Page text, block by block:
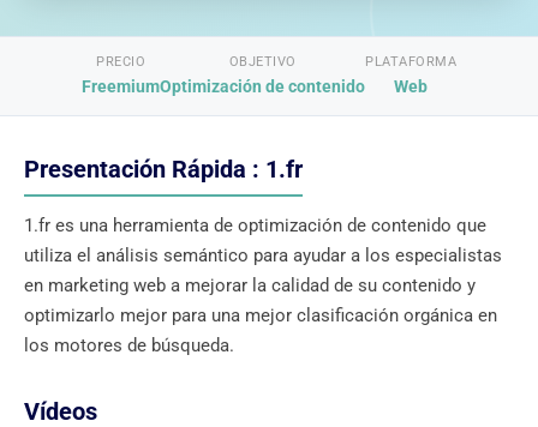
PRECIO
Freemium
OBJETIVO
Optimización de contenido
PLATAFORMA
Web
Presentación Rápida : 1.fr
1.fr es una herramienta de optimización de contenido que
utiliza el análisis semántico para ayudar a los especialistas
en marketing web a mejorar la calidad de su contenido y
optimizarlo mejor para una mejor clasificación orgánica en
los motores de búsqueda.
Vídeos